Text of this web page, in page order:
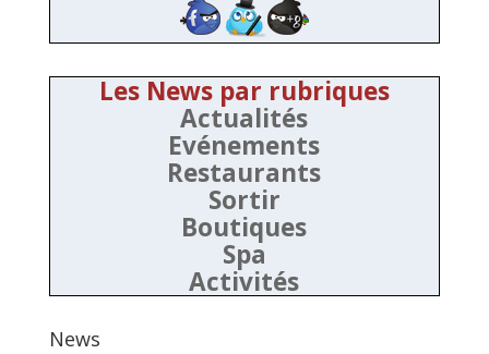
Les News par rubriques
Actualités
Evénements
Restaurants
Sortir
Boutiques
Spa
Activités
News